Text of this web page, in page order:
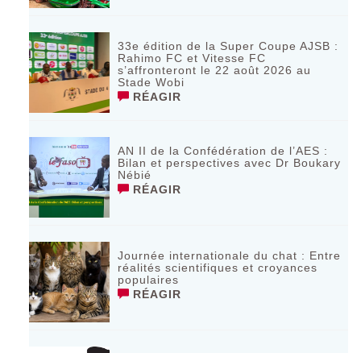
33e édition de la Super Coupe AJSB :
Rahimo FC et Vitesse FC
s’affronteront le 22 août 2026 au
Stade Wobi
RÉAGIR
AN II de la Confédération de l’AES :
Bilan et perspectives avec Dr Boukary
Nébié
RÉAGIR
Journée internationale du chat : Entre
réalités scientifiques et croyances
populaires
RÉAGIR